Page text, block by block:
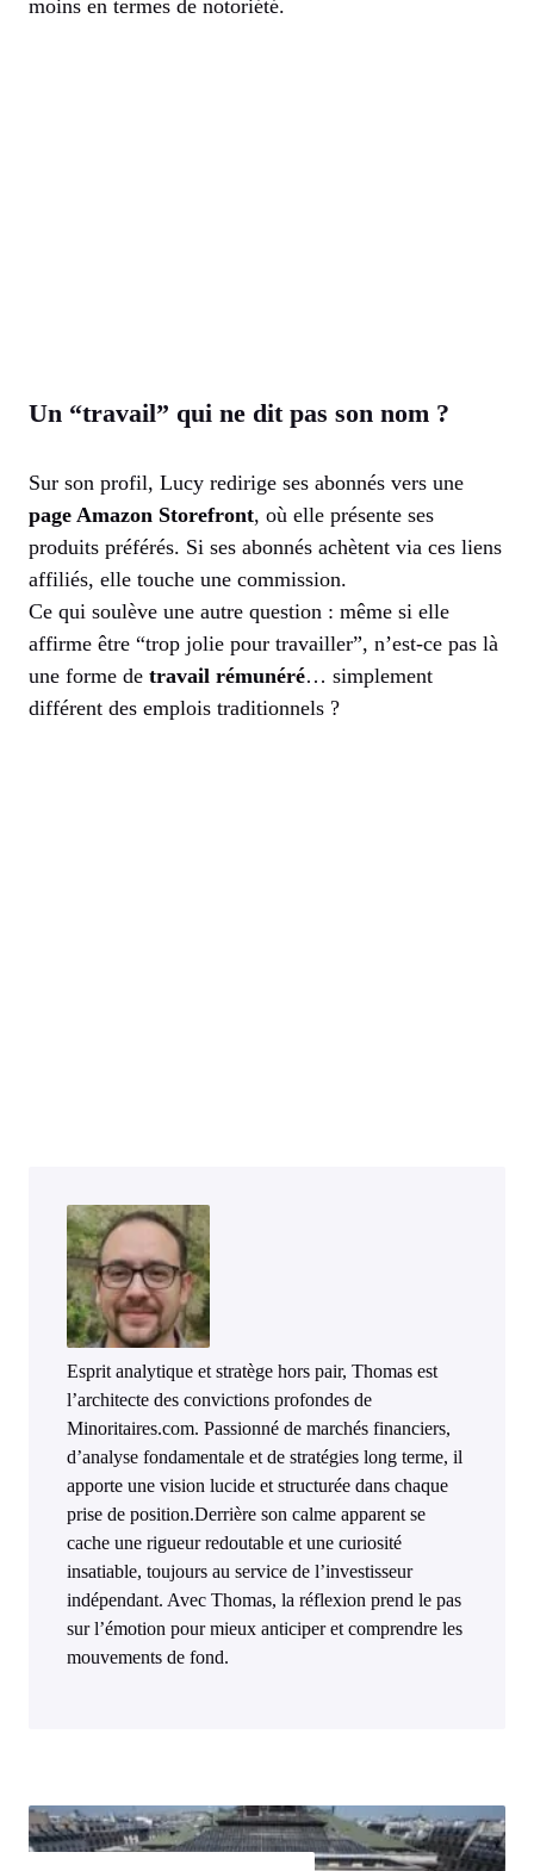
moins en termes de notoriété.
Un “travail” qui ne dit pas son nom ?
Sur son profil, Lucy redirige ses abonnés vers une
page Amazon Storefront, où elle présente ses
produits préférés. Si ses abonnés achètent via ces liens
affiliés, elle touche une commission.
Ce qui soulève une autre question : même si elle
affirme être “trop jolie pour travailler”, n’est-ce pas là
une forme de travail rémunéré… simplement
différent des emplois traditionnels ?
Esprit analytique et stratège hors pair, Thomas est
l’architecte des convictions profondes de
Minoritaires.com. Passionné de marchés financiers,
d’analyse fondamentale et de stratégies long terme, il
apporte une vision lucide et structurée dans chaque
prise de position.Derrière son calme apparent se
cache une rigueur redoutable et une curiosité
insatiable, toujours au service de l’investisseur
indépendant. Avec Thomas, la réflexion prend le pas
sur l’émotion pour mieux anticiper et comprendre les
mouvements de fond.